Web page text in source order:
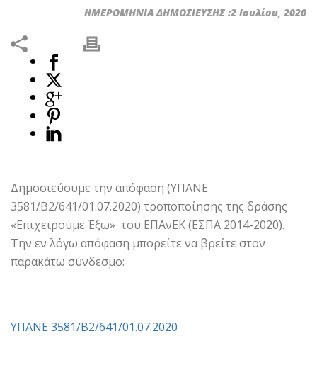
ΗΜΕΡΟΜΗΝΙΑ ΔΗΜΟΣΙΕΥΣΗΣ :2 Ιουλίου, 2020
Δημοσιεύουμε την απόφαση (ΥΠANE
3581/B2/641/01.07.2020) τροποποίησης της δράσης
«Επιχειρούμε Έξω» του ΕΠΑνΕΚ (ΕΣΠΑ 2014-2020).
Την εν λόγω απόφαση μπορείτε να βρείτε στον
παρακάτω σύνδεσμο:
ΥΠANE 3581/B2/641/01.07.2020